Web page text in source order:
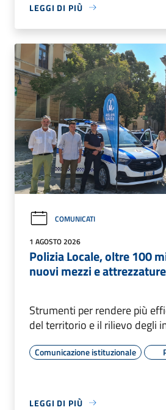
LEGGI DI PIÙ
COMUNICATI
1 AGOSTO 2026
Polizia Locale, oltre 100
nuovi mezzi e attrezzature
Strumenti per rendere più
del territorio e il rilievo degli
Comunicazione istituzionale
LEGGI DI PIÙ